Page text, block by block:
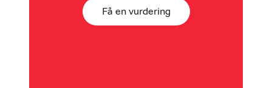
Få en vurdering